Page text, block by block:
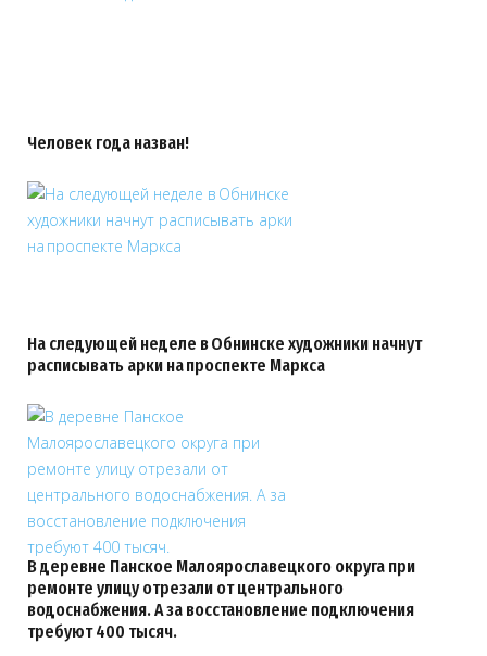
Человек года назван!
На следующей неделе в Обнинске художники начнут
расписывать арки на проспекте Маркса
В деревне Панское Малоярославецкого округа при
ремонте улицу отрезали от центрального
водоснабжения. А за восстановление подключения
требуют 400 тысяч.